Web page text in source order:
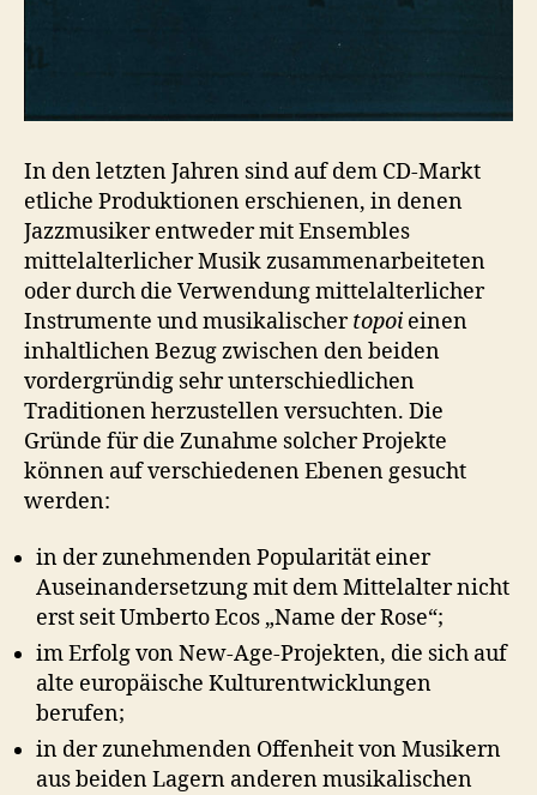
In den letzten Jahren sind auf dem CD-Markt
etliche Produktionen erschienen, in denen
Jazzmusiker entweder mit Ensembles
mittelalterlicher Musik zusammenarbeiteten
oder durch die Verwendung mittelalterlicher
Instrumente und musikalischertopoi einen
inhaltlichen Bezug zwischen den beiden
vordergründig sehr unterschiedlichen
Traditionen herzustellen versuchten. Die
Gründe für die Zunahme solcher Projekte
können auf verschiedenen Ebenen gesucht
werden:
in der zunehmenden Popularität einer
Auseinandersetzung mit dem Mittelalter nicht
erst seit Umberto Ecos „Name der Rose“;
im Erfolg von New-Age-Projekten, die sich auf
alte europäische Kulturentwicklungen
berufen;
in der zunehmenden Offenheit von Musikern
aus beiden Lagern anderen musikalischen